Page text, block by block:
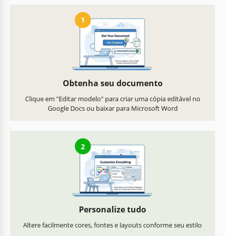
1
Obtenha seu documento
Clique em "Editar modelo" para criar uma cópia editável no
Google Docs ou baixar para Microsoft Word
2
Personalize tudo
Altere facilmente cores, fontes e layouts conforme seu estilo